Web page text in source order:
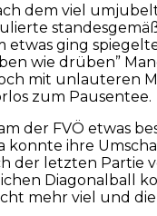
dem viel
etwas ging
wie drüben”
mit unlauteren
zum Pausentee.
der FVÖ etwas
konnte ihre
der letzten Partie
Diagonalball
mehr viel und